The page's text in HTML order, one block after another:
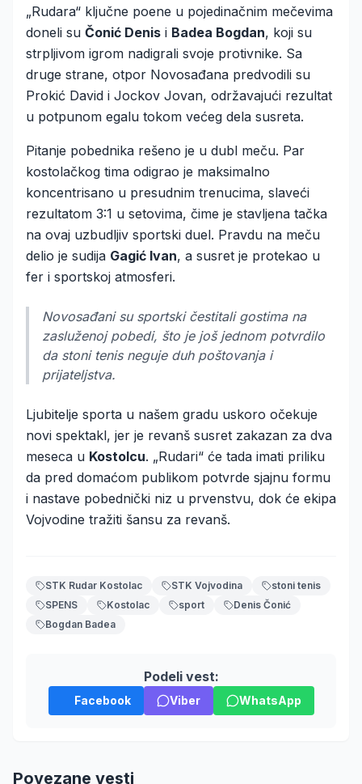
„Rudara“ ključne poene u pojedinačnim mečevima
doneli su Čonić Denis i Badea Bogdan, koji su
strpljivom igrom nadigrali svoje protivnike. Sa
druge strane, otpor Novosađana predvodili su
Prokić David i Jockov Jovan, održavajući rezultat
u potpunom egalu tokom većeg dela susreta.
Pitanje pobednika rešeno je u dubl meču. Par
kostolačkog tima odigrao je maksimalno
koncentrisano u presudnim trenucima, slaveći
rezultatom 3:1 u setovima, čime je stavljena tačka
na ovaj uzbudljiv sportski duel. Pravdu na meču
delio je sudija Gagić Ivan, a susret je protekao u
fer i sportskoj atmosferi.
Novosađani su sportski čestitali gostima na
zasluženoj pobedi, što je još jednom potvrdilo
da stoni tenis neguje duh poštovanja i
prijateljstva.
Ljubitelje sporta u našem gradu uskoro očekuje
novi spektakl, jer je revanš susret zakazan za dva
meseca u Kostolcu. „Rudari“ će tada imati priliku
da pred domaćom publikom potvrde sjajnu formu
i nastave pobednički niz u prvenstvu, dok će ekipa
Vojvodine tražiti šansu za revanš.
STK Rudar Kostolac STK Vojvodina
stoni tenis
SPENS
Kostolac sport
Denis Čonić
Bogdan Badea
Podeli vest:
Facebook Viber WhatsApp
Povezane vesti